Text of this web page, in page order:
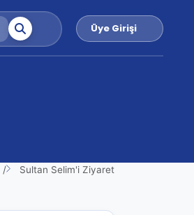
Üye Girişi
Sultan Selim'i Ziyaret